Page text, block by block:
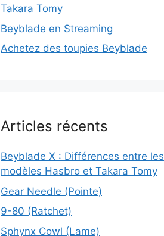
Takara Tomy
Beyblade en Streaming
Achetez des toupies Beyblade
Articles récents
Beyblade X : Différences entre les
modèles Hasbro et Takara Tomy
Gear Needle (Pointe)
9-80 (Ratchet)
Sphynx Cowl (Lame)